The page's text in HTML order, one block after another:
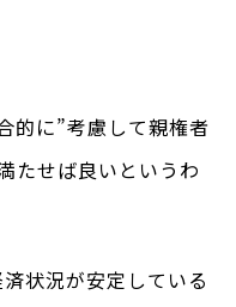
的に”考慮して親権者
たせば良いというわ
状況が安定している